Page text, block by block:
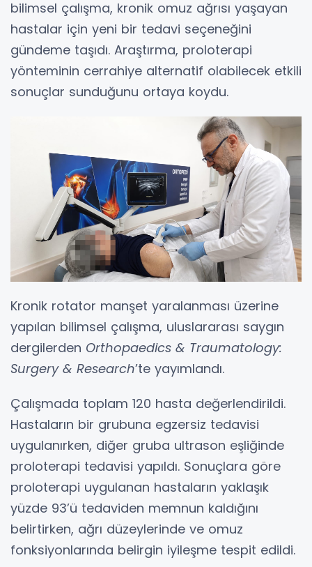
bilimsel çalışma, kronik omuz ağrısı yaşayan
hastalar için yeni bir tedavi seçeneğini
gündeme taşıdı. Araştırma, proloterapi
yönteminin cerrahiye alternatif olabilecek etkili
sonuçlar sunduğunu ortaya koydu.
Kronik rotator manşet yaralanması üzerine
yapılan bilimsel çalışma, uluslararası saygın
dergilerden Orthopaedics & Traumatology:
Surgery & Research’te yayımlandı.
Çalışmada toplam 120 hasta değerlendirildi.
Hastaların bir grubuna egzersiz tedavisi
uygulanırken, diğer gruba ultrason eşliğinde
proloterapi tedavisi yapıldı. Sonuçlara göre
proloterapi uygulanan hastaların yaklaşık
yüzde 93’ü tedaviden memnun kaldığını
belirtirken, ağrı düzeylerinde ve omuz
fonksiyonlarında belirgin iyileşme tespit edildi.